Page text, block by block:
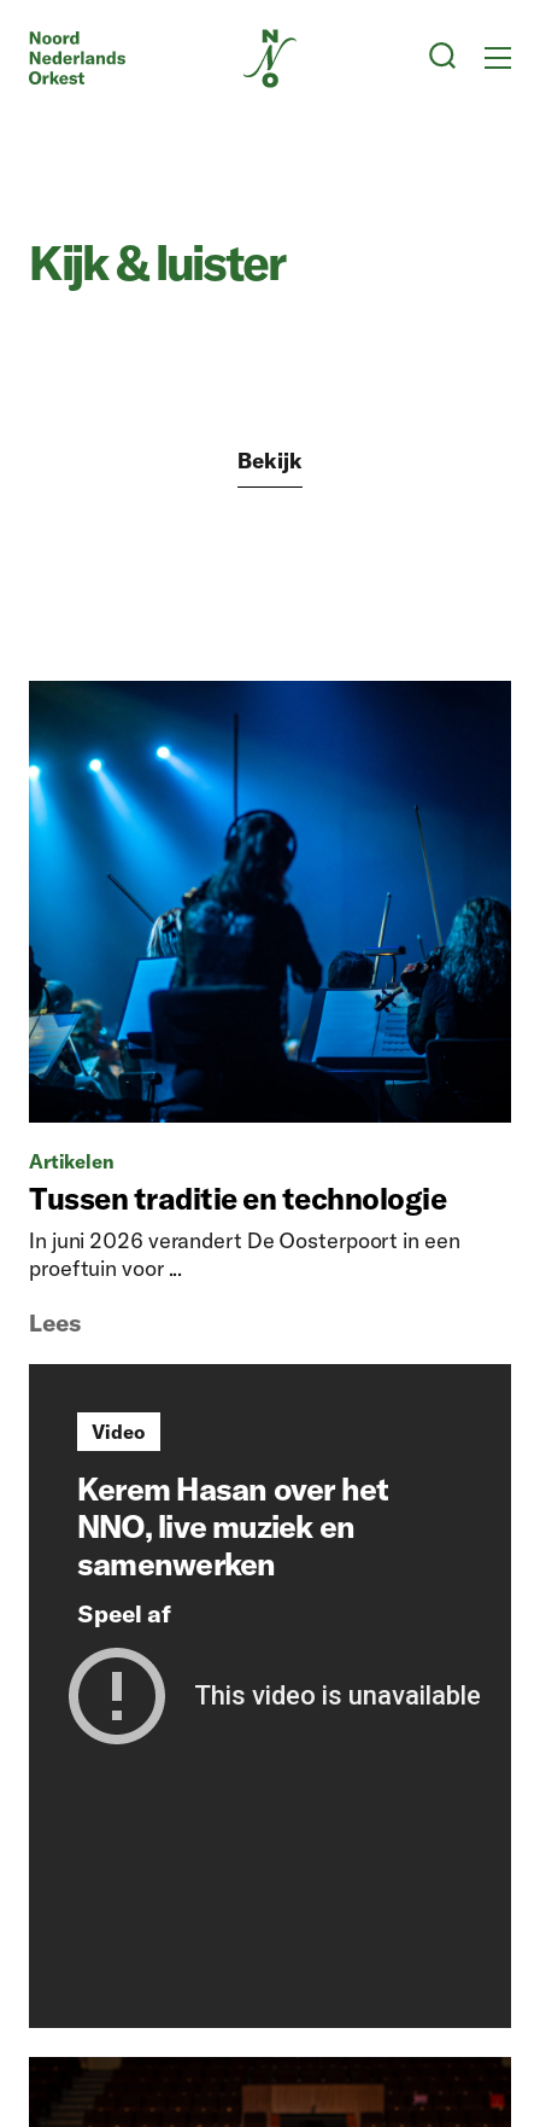
Kijk & luister
Bekijk
Artikelen
Tussen traditie en technologie
In juni 2026 verandert De Oosterpoort in een
proeftuin voor ...
Lees
Video
Kerem Hasan over het
NNO, live muziek en
samenwerken
Speel af